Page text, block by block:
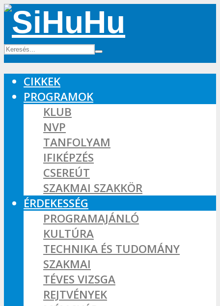
CIKKEK
PROGRAMOK
KLUB
NVP
TANFOLYAM
IFIKÉPZÉS
CSEREÚT
SZAKMAI SZAKKÖR
ÉRDEKESSÉG
PROGRAMAJÁNLÓ
KULTÚRA
TECHNIKA ÉS TUDOMÁNY
SZAKMAI
TÉVES VIZSGA
REJTVÉNYEK